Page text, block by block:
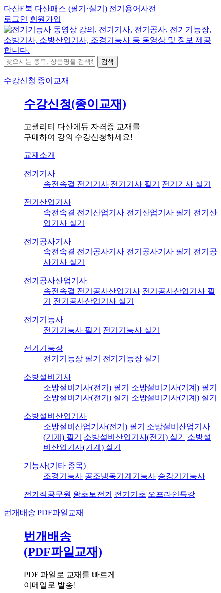
다산E북 다산패스 (필기·실기) 전기용어사전
로그인 회원가입
검색
수강신청 종이교재
수강신청(종이교재)
고퀄리티 다산에듀 자격증 교재를
구매하여 강의 수강신청하세요!
교재소개
전기기사
속전속결 전기기사 전기기사 필기 전기기사 실기
전기산업기사
속전속결 전기산업기사 전기산업기사 필기
전기산
업기사 실기
전기공사기사
속전속결 전기공사기사 전기공사기사 필기
전기공
사기사 실기
전기공사산업기사
속전속결 전기공사산업기사 전기공사산업기사 필
기
전기공사산업기사 실기
전기기능사
전기기능사 필기
전기기능사 실기
전기기능장
전기기능장 필기
전기기능장 실기
소방설비기사
소방설비기사(전기) 필기
소방설비기사(기계) 필기
소방설비기사(전기) 실기
소방설비기사(기계) 실기
소방설비산업기사
소방설비산업기사(전기) 필기
소방설비산업기사
(기계) 필기
소방설비산업기사(전기) 실기
소방설
비산업기사(기계) 실기
기능사(기타 종목)
조경기능사 공조냉동기계기능사 승강기기능사
전기직공무원 왕초보전기 전기기초 오프라인특강
번개배송 PDF파일교재
번개배송
(PDF파일교재)
PDF 파일로 교재를 빠르게
이메일로 발송!